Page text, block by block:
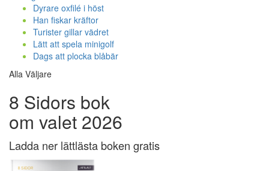
Dyrare oxfilé i höst
Han fiskar kräftor
Turister gillar vädret
Lätt att spela minigolf
Dags att plocka blåbär
Alla Väljare
8 Sidors bok
om valet 2026
Ladda ner lättlästa boken gratis